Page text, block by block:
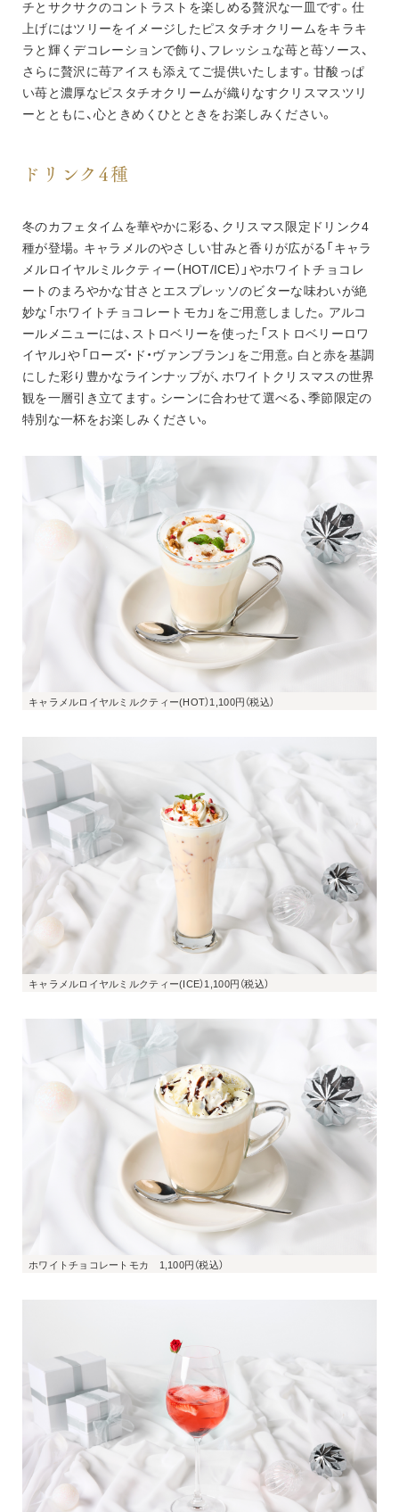
チとサクサクのコントラストを楽しめる贅沢な一皿です。仕
上げにはツリーをイメージしたピスタチオクリームをキラキ
ラと輝くデコレーションで飾り、フレッシュな苺と苺ソース、
さらに贅沢に苺アイスも添えてご提供いたします。甘酸っぱ
い苺と濃厚なピスタチオクリームが織りなすクリスマスツリ
ーとともに、心ときめくひとときをお楽しみください。
ドリンク4種
冬のカフェタイムを華やかに彩る、クリスマス限定ドリンク4
種が登場。キャラメルのやさしい甘みと香りが広がる「キャラ
メルロイヤルミルクティー（HOT/ICE）」やホワイトチョコレ
ートのまろやかな甘さとエスプレッソのビターな味わいが絶
妙な「ホワイトチョコレートモカ」をご用意しました。アルコ
ールメニューには、ストロベリーを使った「ストロベリーロワ
イヤル」や「ローズ・ド・ヴァンブラン」をご用意。白と赤を基調
にした彩り豊かなラインナップが、ホワイトクリスマスの世界
観を一層引き立てます。シーンに合わせて選べる、季節限定の
特別な一杯をお楽しみください。
キャラメルロイヤルミルクティー(HOT）1,100円（税込）
キャラメルロイヤルミルクティー(ICE）1,100円（税込）